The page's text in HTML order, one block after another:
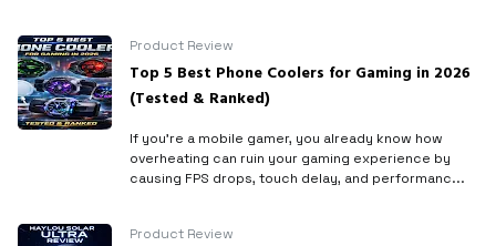
Product Review
Top 5 Best Phone Coolers for Gaming in 2026
(Tested & Ranked)
If you’re a mobile gamer, you already know how
overheating can ruin your gaming experience by
causing FPS drops, touch delay, and performanc...
Product Review